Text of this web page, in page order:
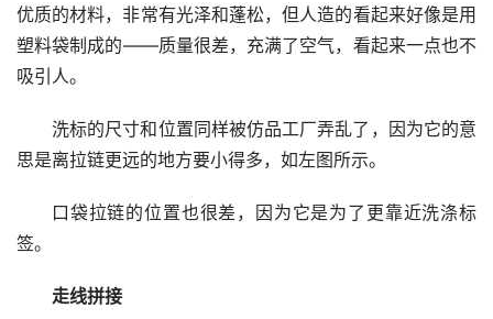
优质的材料，非常有光泽和蓬松，但人造的看起来好像是用
塑料袋制成的——质量很差，充满了空气，看起来一点也不
吸引人。
洗标的尺寸和位置同样被仿品工厂弄乱了，因为它的意
思是离拉链更远的地方要小得多，如左图所示。
口袋拉链的位置也很差，因为它是为了更靠近洗涤标
签。
走线拼接